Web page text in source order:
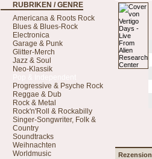
RUBRIKEN / GENRE
Americana & Roots Rock
Blues & Blues-Rock
Electronica
Garage & Punk
Glitter-Merch
Jazz & Soul
Neo-Klassik
Progressive & Psyche Rock
Reggae & Dub
Rock & Metal
Rock'n'Roll & Rockabilly
Singer-Songwriter, Folk &
Country
Soundtracks
Weihnachten
Worldmusic
Rezension